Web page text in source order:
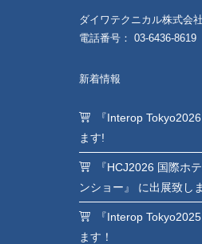
ダイワテクニカル株式会社
電話番号： 03-6436-8619
新着情報
『Interop
ます!
『HCJ2026 国際ホ
ンショー』 に出展致し
『Interop
ます！